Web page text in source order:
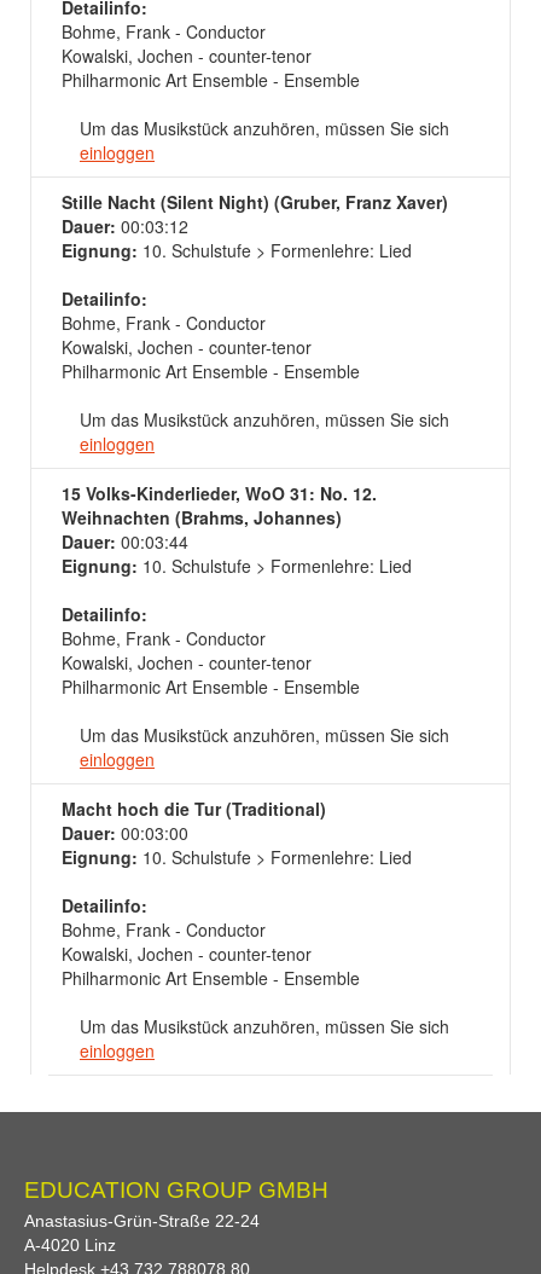
Detailinfo:
Bohme, Frank - Conductor
Kowalski, Jochen - counter-tenor
Philharmonic Art Ensemble - Ensemble
Um das Musikstück anzuhören, müssen Sie sich
einloggen
Stille Nacht (Silent Night) (Gruber, Franz Xaver)
Dauer: 00:03:12
Eignung: 10. Schulstufe > Formenlehre: Lied
Detailinfo:
Bohme, Frank - Conductor
Kowalski, Jochen - counter-tenor
Philharmonic Art Ensemble - Ensemble
Um das Musikstück anzuhören, müssen Sie sich
einloggen
15 Volks-Kinderlieder, WoO 31: No. 12.
Weihnachten (Brahms, Johannes)
Dauer: 00:03:44
Eignung: 10. Schulstufe > Formenlehre: Lied
Detailinfo:
Bohme, Frank - Conductor
Kowalski, Jochen - counter-tenor
Philharmonic Art Ensemble - Ensemble
Um das Musikstück anzuhören, müssen Sie sich
einloggen
Macht hoch die Tur (Traditional)
Dauer: 00:03:00
Eignung: 10. Schulstufe > Formenlehre: Lied
Detailinfo:
Bohme, Frank - Conductor
Kowalski, Jochen - counter-tenor
Philharmonic Art Ensemble - Ensemble
Um das Musikstück anzuhören, müssen Sie sich
einloggen
EDUCATION GROUP GMBH
Anastasius-Grün-Straße 22-24
A-4020 Linz
Helpdesk +43 732 788078 80